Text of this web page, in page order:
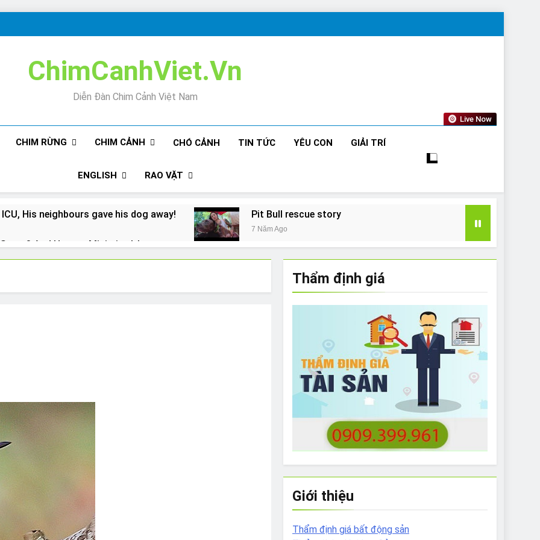
ChimCanhViet.Vn
Diễn Đàn Chim Cảnh Việt Nam
Live Now
CHIM RỪNG CHIM CẢNH CHÓ CẢNH TIN TỨC YÊU CON GIẢI TRÍ
ENGLISH RAO VẶT
His neighbours gave his dog away! Pit Bull rescue story
7 Năm Ago
And How to Minimize It!
Not as much as you think and here’s why!
The Ultimate Guide to What Bulldogs Can (and can’t) Eat
And How to Train Them! How Often Do I Need to Groom My Bulldog
Thẩm định giá
Giới thiệu
Thẩm định giá bất động sản